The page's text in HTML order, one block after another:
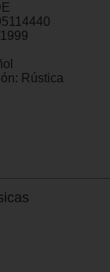
Rústica